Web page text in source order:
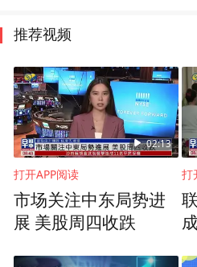
推荐视频
02:13
打开APP阅读
市场关注中东局势进
展 美股周四收跌
打